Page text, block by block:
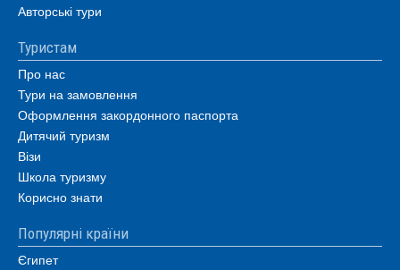
Авторські тури
Туристам
Про нас
Тури на замовлення
Оформлення закордонного паспорта
Дитячий туризм
Візи
Школа туризму
Корисно знати
Популярні країни
Єгипет